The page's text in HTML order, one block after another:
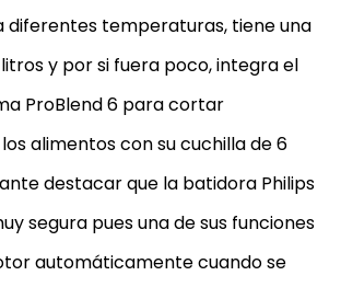
diarias
para obtener unos resultados
y rápidos , corta hasta los
con tan solo tocar...
picador compacto, puedes picar
secos, queso, chocolate y cebolla
para montar nata,
diferentes temperaturas, tiene una
y por si fuera poco, integra el
ProBlend 6 para cortar
alimentos con su cuchilla de 6
destacar que la batidora Philips
segura pues una de sus funciones
automáticamente cuando se